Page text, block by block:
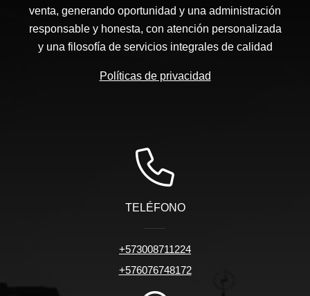
venta, generando oportunidad y una administración
responsable y honesta, con atención personalizada
y una filosofía de servicios integrales de calidad
Políticas de privacidad
TELÉFONO
+573008711224
+576076748172